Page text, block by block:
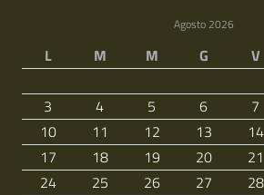
Agosto 2026
L M M G V
3
4 5 6 7
10
11 12 13 14
17
18 19 20 21
24
25 26 27 28